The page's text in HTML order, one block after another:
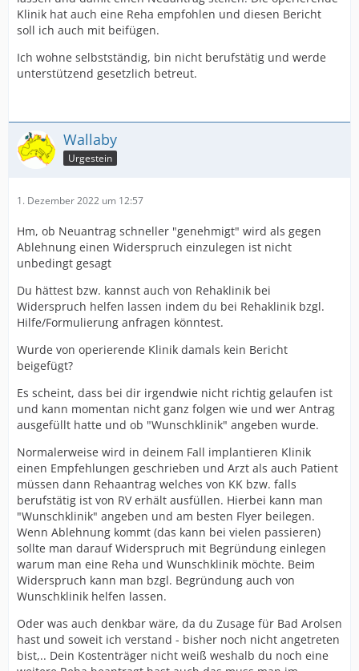
Klinik hat auch eine Reha empfohlen und diesen Bericht
soll ich auch mit beifügen.
Ich wohne selbstständig, bin nicht berufstätig und werde
unterstützend gesetzlich betreut.
Wallaby
Urgestein
1. Dezember 2022 um 12:57
Hm, ob Neuantrag schneller "genehmigt" wird als gegen
Ablehnung einen Widerspruch einzulegen ist nicht
unbedingt gesagt
Du hättest bzw. kannst auch von Rehaklinik bei
Widerspruch helfen lassen indem du bei Rehaklinik bzgl.
Hilfe/Formulierung anfragen könntest.
Wurde von operierende Klinik damals kein Bericht
beigefügt?
Es scheint, dass bei dir irgendwie nicht richtig gelaufen ist
und kann momentan nicht ganz folgen wie und wer Antrag
ausgefüllt hatte und ob "Wunschklinik" angeben wurde.
Normalerweise wird in deinem Fall implantieren Klinik
einen Empfehlungen geschrieben und Arzt als auch Patient
müssen dann Rehaantrag welches von KK bzw. falls
berufstätig ist von RV erhält ausfüllen. Hierbei kann man
"Wunschklinik" angeben und am besten Flyer beilegen.
Wenn Ablehnung kommt (das kann bei vielen passieren)
sollte man darauf Widerspruch mit Begründung einlegen
warum man eine Reha und Wunschklinik möchte. Beim
Widerspruch kann man bzgl. Begründung auch von
Wunschklinik helfen lassen.
Oder was auch denkbar wäre, da du Zusage für Bad Arolsen
hast und soweit ich verstand - bisher noch nicht angetreten
bist,.. Dein Kostenträger nicht weiß weshalb du noch eine